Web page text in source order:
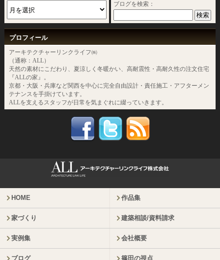
ブログを検索：
プロフィール
アーキテクチャーリンクライフ㈱
（通称：ALL）
天然の素材にこだわり、夏涼しく冬暖かい、高耐震性・高耐久性の注文住宅
『ALLの家』。
京都・大阪・兵庫など関西を中心に完全自由設計・責任施工・アフターメン
テナンスを手掛けています。
ALLを支えるスタッフが日常を気まぐれに綴っていきます。
HOME 作品集
家づくり 建築相談/資料請求
実例集 会社概要
ブログ 篠田の視点